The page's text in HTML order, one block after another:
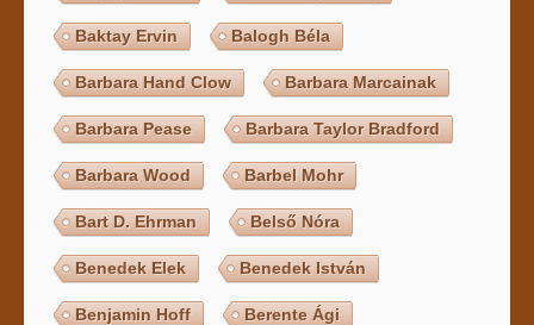
Baktay Ervin Balogh Béla
Barbara Hand Clow Barbara Marcainak
Barbara Pease Barbara Taylor Bradford
Barbara Wood Barbel Mohr
Bart D. Ehrman Belső Nóra
Benedek Elek Benedek István
Benjamin Hoff Berente Ági